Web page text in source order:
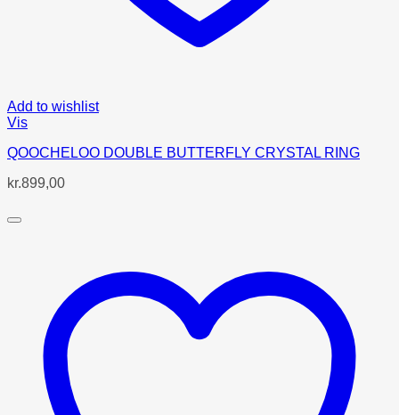
Add to wishlist
Vis
QOOCHELOO DOUBLE BUTTERFLY CRYSTAL RING
kr.899,00